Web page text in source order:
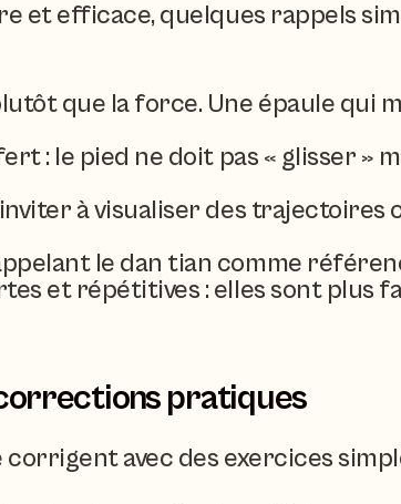
et efficace, quelques rappels
que la force. Une épaule qui
: le pied ne doit pas « glisser »
à visualiser des trajectoires
le dan tian comme
et répétitives : elles sont plus
pratiques
avec des exercices